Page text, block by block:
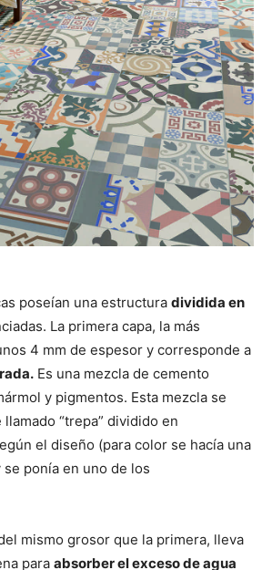
poseían una estructura dividida en
La primera capa, la más
4 mm de espesor y corresponde a
Es una mezcla de cemento
y pigmentos. Esta mezcla se
“trepa” dividido en
el diseño (para color se hacía una
se ponía en uno de los
mismo grosor que la primera, lleva
para absorber el exceso de agua